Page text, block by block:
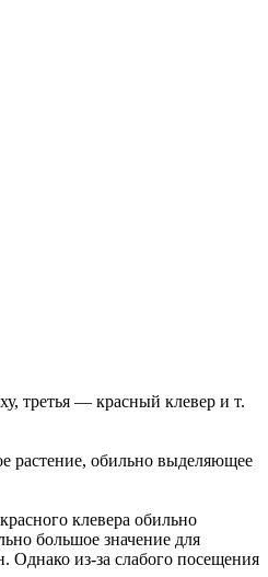
третья — красный клевер и т.
растение, обильно выделяющее
клевера обильно
большое значение для
Однако из-за слабого посещения